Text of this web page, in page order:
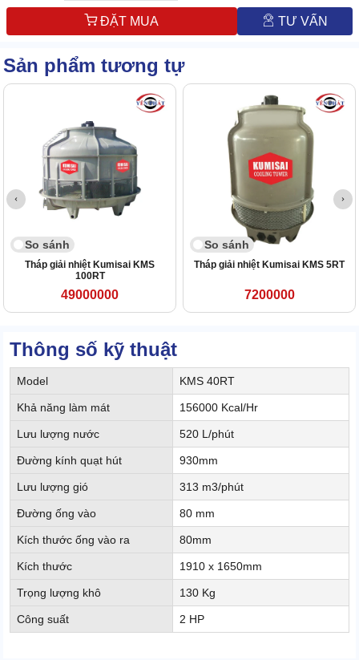
ĐẶT MUA TƯ VẤN
Sản phẩm tương tự
So sánh
Tháp giải nhiệt Kumisai KMS
100RT
49000000
So sánh
Tháp giải nhiệt Kumisai KMS 5RT
7200000
Thông số kỹ thuật
Model KMS 40RT
Khả năng làm mát 156000 Kcal/Hr
Lưu lượng nước 520 L/phút
Đường kính quạt hút 930mm
Lưu lượng gió 313 m3/phút
Đường ống vào 80 mm
Kích thước ống vào ra 80mm
Kích thước 1910 x 1650mm
Trọng lượng khô 130 Kg
Công suất 2 HP